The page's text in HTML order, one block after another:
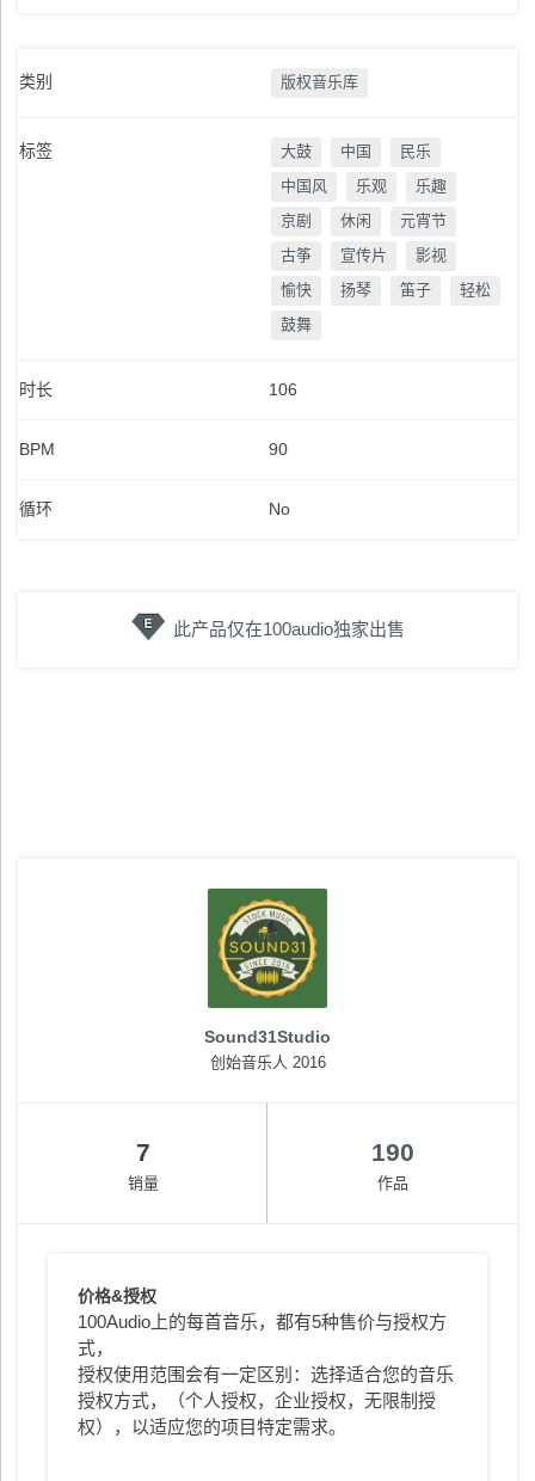
类别 版权音乐库
标签 大鼓 中国
民乐
中国风
乐观
乐趣
京剧
休闲
元宵节
古筝
宣传片
影视
愉快
扬琴 笛子
轻松
鼓舞
时长 106
BPM 90
循环 No
此产品仅在100audio独家出售
Sound31Studio
创始音乐人 2016
7
销量
190
作品
价格&授权
100Audio上的每首音乐，都有5种售价与授权方
式，
授权使用范围会有一定区别：选择适合您的音乐
授权方式，（个人授权，企业授权，无限制授
权），以适应您的项目特定需求。